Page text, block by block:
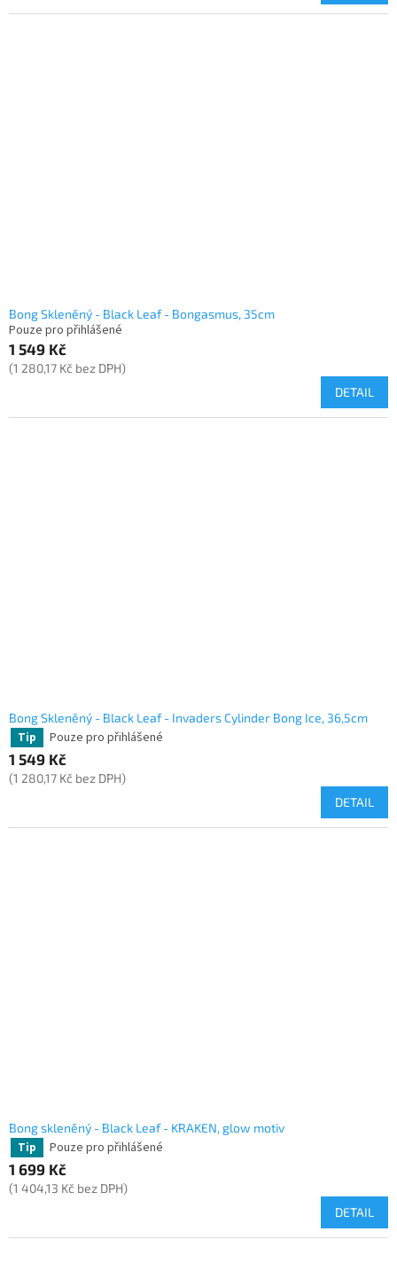
Bong Skleněný - Black Leaf - Bongasmus, 35cm
Pouze pro přihlášené
1 549 Kč
(1 280,17 Kč bez DPH)
DETAIL
Bong Skleněný - Black Leaf - Invaders Cylinder Bong Ice, 36,5cm
Tip
Pouze pro přihlášené
1 549 Kč
(1 280,17 Kč bez DPH)
DETAIL
Bong skleněný - Black Leaf - KRAKEN, glow motiv
Tip
Pouze pro přihlášené
1 699 Kč
(1 404,13 Kč bez DPH)
DETAIL